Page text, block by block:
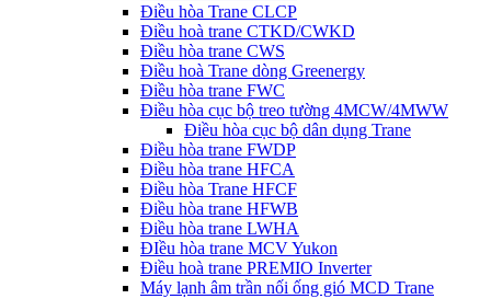
Điều hòa Trane CLCP
Điều hoà trane CTKD/CWKD
Điều hòa trane CWS
Điều hoà Trane dòng Greenergy
Điều hòa trane FWC
Điều hòa cục bộ treo tường 4MCW/4MWW
Điều hòa cục bộ dân dụng Trane
Điều hòa trane FWDP
Điều hòa trane HFCA
Điều hòa Trane HFCF
Điều hòa trane HFWB
Điều hòa trane LWHA
ĐIều hòa trane MCV Yukon
Điều hoà trane PREMIO Inverter
Máy lạnh âm trần nối ống gió MCD Trane